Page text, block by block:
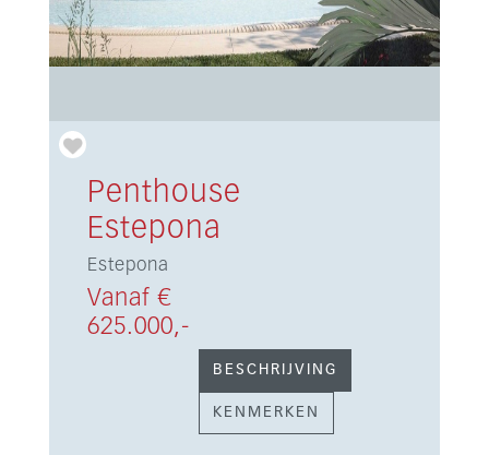
Penthouse
Estepona
Estepona
Vanaf €
625.000,-
BESCHRIJVING
KENMERKEN